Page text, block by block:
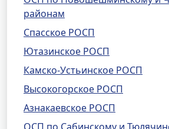
районам
Спасское РОСП
Ютазинское РОСП
Камско-Устьинское РОСП
Высокогорское РОСП
Азнакаевское РОСП